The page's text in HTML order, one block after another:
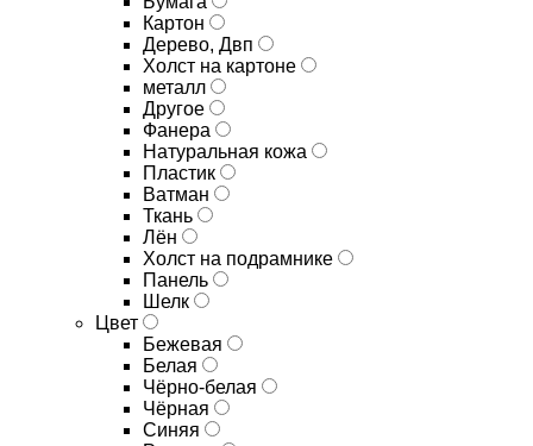
Картон
Дерево, Двп
Холст на картоне
металл
Другое
Фанера
Натуральная кожа
Пластик
Ватман
Ткань
Лён
Холст на подрамнике
Панель
Шелк
Цвет
Бежевая
Белая
Чёрно-белая
Чёрная
Синяя